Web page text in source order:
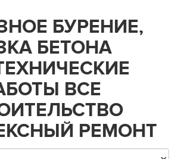
БУРЕНИЕ,
БЕТОНА
ВСЕ
РЕМОНТ